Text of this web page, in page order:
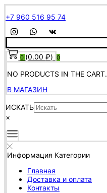
+7 960 516 95 74
0 (0.00₽) 0
NO PRODUCTS IN THE CART.
В МАГАЗИН
ИСКАТЬ
×
Информация Категории
Главная
Доставка и оплата
Контакты